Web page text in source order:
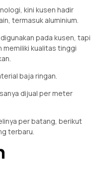
kini kusen hadir
termasuk aluminium.
pada kusen, tapi
memiliki kualitas tinggi
baja ringan.
dijual per meter
per batang, berikut
terbaru.